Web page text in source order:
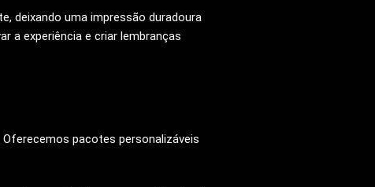
deixando uma impressão duradoura
a experiência e criar lembranças
pacotes personalizáveis